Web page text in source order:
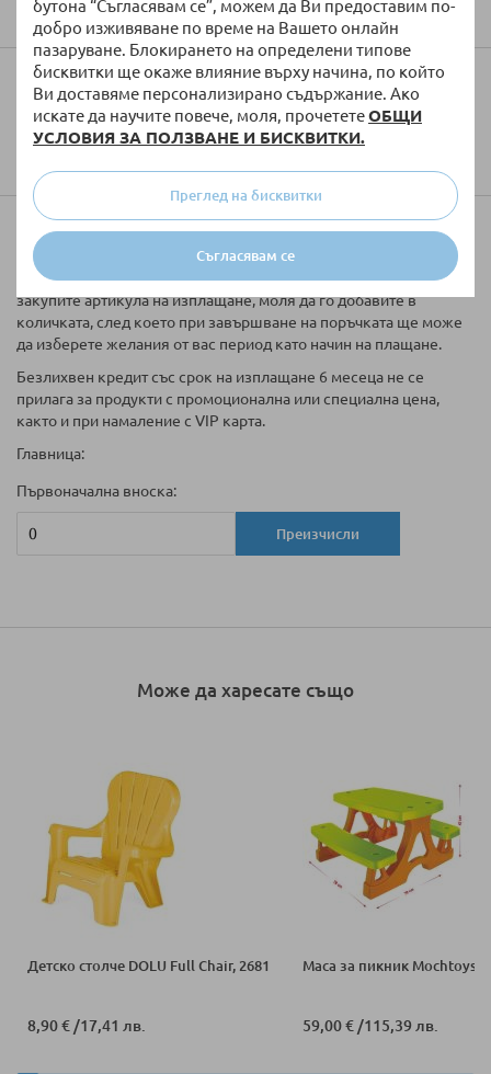
бутона “Съгласявам се”, можем да Ви предоставим по-
добро изживяване по време на Вашето онлайн
пазаруване. Блокирането на определени типове
бисквитки ще окаже влияние върху начина, по който
Ви доставяме персонализирано съдържание. Ако
искате да научите повече, моля, прочететеОБЩИ
УСЛОВИЯ ЗА ПОЛЗВАНЕ И БИСКВИТКИ.
Съгласявам се
Преглед на бисквитки
Колко ще струва доставката?
Купи на вноски
Таблицата за кредитиране е информативна. Ако желаете да
закупите артикула на изплащане, моля да го добавите в
количката, след което при завършване на поръчката ще може
да изберете желания от вас период като начин на плащане.
Безлихвен кредит със срок на изплащане 6 месеца не се
прилага за продукти с промоционална или специална цена,
както и при намаление с VIP карта.
Главница:
Първоначална вноска:
Преизчисли
Може да харесате също
Детско столче DOLU Full Chair, 2681
8,90 €/17,41 лв.
Маса за пикник Mochtoys
59,00 €/115,39 лв.